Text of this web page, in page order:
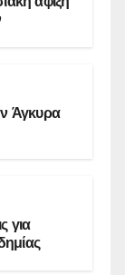
Άγκυρα
για